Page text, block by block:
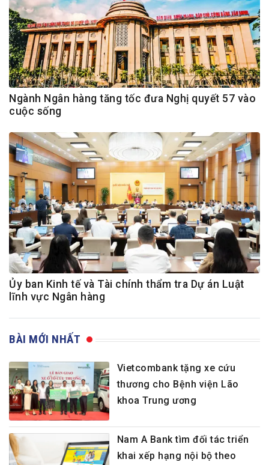
Ngành Ngân hàng tăng tốc đưa Nghị quyết 57 vào
cuộc sống
Ủy ban Kinh tế và Tài chính thẩm tra Dự án Luật
lĩnh vực Ngân hàng
BÀI MỚI NHẤT
Vietcombank tặng xe cứu
thương cho Bệnh viện Lão
khoa Trung ương
Nam A Bank tìm đối tác triển
khai xếp hạng nội bộ theo